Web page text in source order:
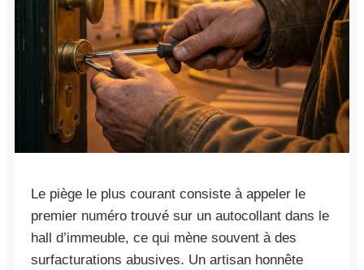
Le piège le plus courant consiste à appeler le
premier numéro trouvé sur un autocollant dans le
hall d’immeuble, ce qui mène souvent à des
surfacturations abusives. Un artisan honnête